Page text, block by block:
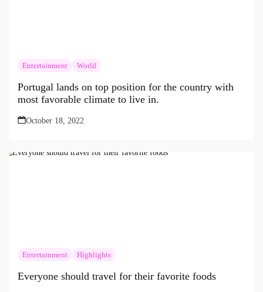
Entertainment World
Portugal lands on top position for the country with
most favorable climate to live in.
October 18, 2022
Entertainment Highlights
Everyone should travel for their favorite foods